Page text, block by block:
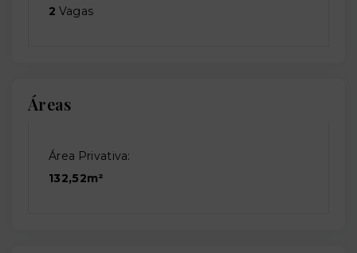
2 Vagas
Áreas
Área Privativa:
132,52m²